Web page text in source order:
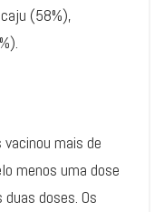
(58%),
mais de
menos uma dose
doses. Os